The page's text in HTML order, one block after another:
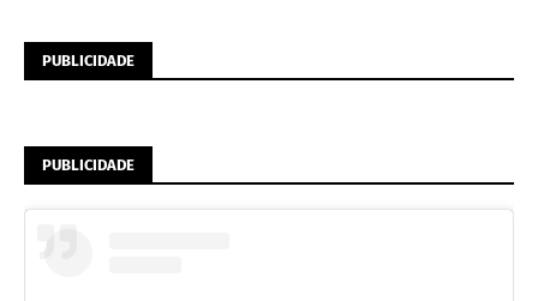
PUBLICIDADE
PUBLICIDADE